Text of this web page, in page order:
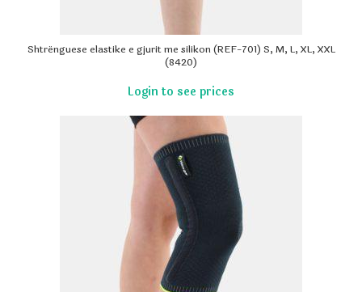
Shtrënguese elastike e gjurit me silikon (REF-701) S, M, L, XL, XXL
(8420)